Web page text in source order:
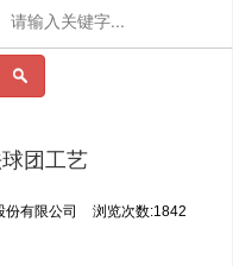

团工艺
有限公司 浏览次数:1842